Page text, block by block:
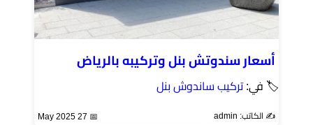
أسعار سندوتش بنل وتركيبه بالرياض
🏷 في:تركيب ساندوش بنل
✍️ الكاتب: admin 📅 27 May 2025